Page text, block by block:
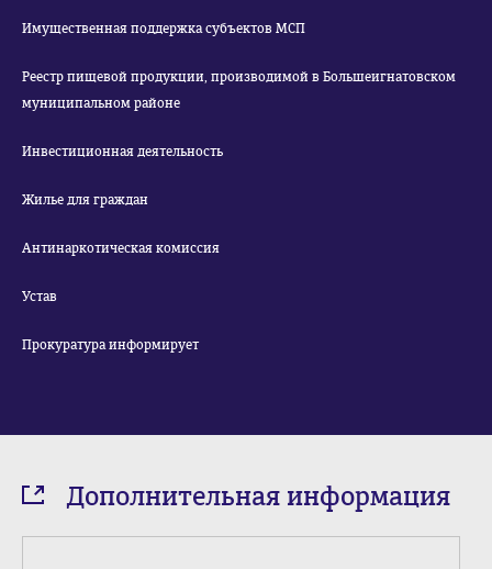
Имущественная поддержка субъектов МСП
Реестр пищевой продукции, производимой в Большеигнатовском
муниципальном районе
Инвестиционная деятельность
Жилье для граждан
Антинаркотическая комиссия
Устав
Прокуратура информирует
Дополнительная информация